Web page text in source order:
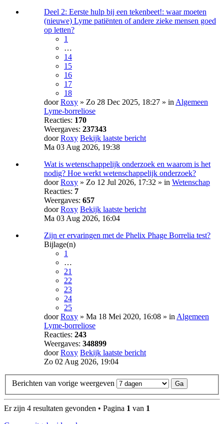
Deel 2: Eerste hulp bij een tekenbeet!: waar moeten
(nieuwe) Lyme patiënten of andere zieke mensen goed
op letten?
1
…
14
15
16
17
18
doorRoxy » Zo 28 Dec 2025, 18:27 » in Algemeen
Lyme-borreliose
Reacties: 170
Weergaves: 237343
doorRoxy Bekijk laatste bericht
Ma 03 Aug 2026, 19:38
Wat is wetenschappelijk onderzoek en waarom is het
nodig? Hoe werkt wetenschappelijk onderzoek?
doorRoxy » Zo 12 Jul 2026, 17:32 » in Wetenschap
Reacties: 7
Weergaves: 657
doorRoxy Bekijk laatste bericht
Ma 03 Aug 2026, 16:04
Zijn er ervaringen met de Phelix Phage Borrelia test?
Bijlage(n)
1
…
21
22
23
24
25
doorRoxy » Ma 18 Mei 2020, 16:08 » in Algemeen
Lyme-borreliose
Reacties: 243
Weergaves: 348899
doorRoxy Bekijk laatste bericht
Zo 02 Aug 2026, 19:04
Berichten van vorige weergeven
Er zijn 4 resultaten gevonden • Pagina 1 van 1